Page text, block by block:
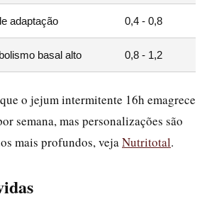
adaptação 0,4 - 0,8
basal alto 0,8 - 1,2
o jejum intermitente 16h emagrece
semana, mas personalizações são
mais profundos, vejaNutritotal.